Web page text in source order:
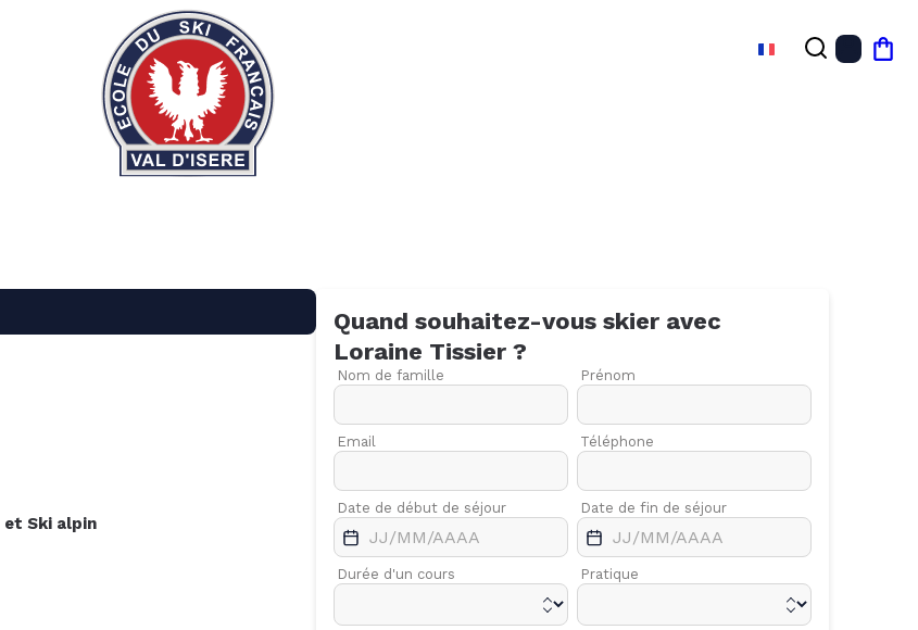
et Ski alpin
Quand souhaitez-vous skier avec
Loraine Tissier ?
Nom de famille Prénom
Email Téléphone
Date de début de séjour Date de fin de séjour
Durée d'un cours Pratique
Avr.
17
Mai